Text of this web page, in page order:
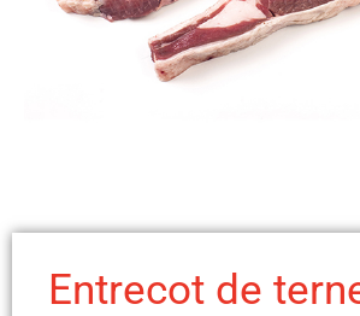
Entrecot de